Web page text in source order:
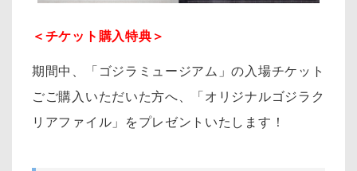
＜チケット購入特典＞
期間中、「ゴジラミュージアム」の入場チケット
ごご購入いただいた方へ、「オリジナルゴジラク
リアファイル」をプレゼントいたします！